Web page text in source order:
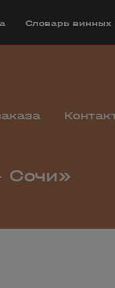
Cловарь винных
Сочи»